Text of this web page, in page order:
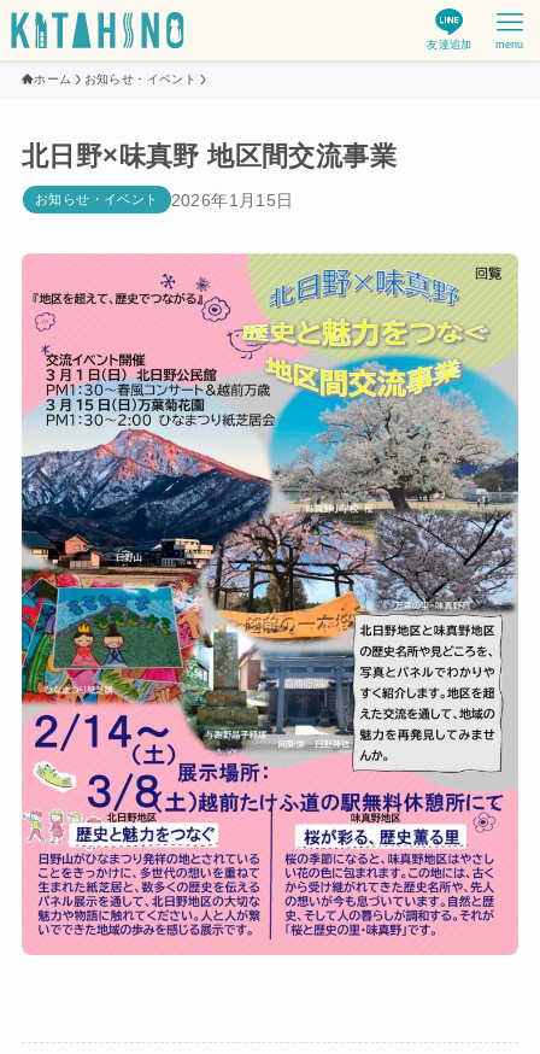
友達追加 menu
ホーム お知らせ・イベント
北日野×味真野 地区間交流事業
お知らせ・イベント 2026年1月15日